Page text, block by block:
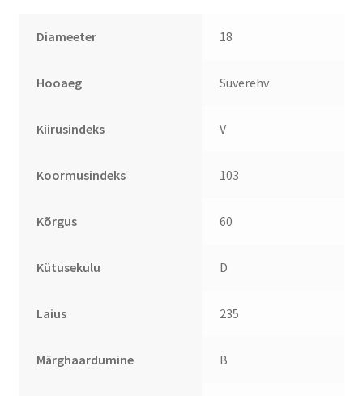
Diameeter 18
Hooaeg Suverehv
Kiirusindeks V
Koormusindeks 103
Kõrgus 60
Kütusekulu D
Laius 235
Märghaardumine B